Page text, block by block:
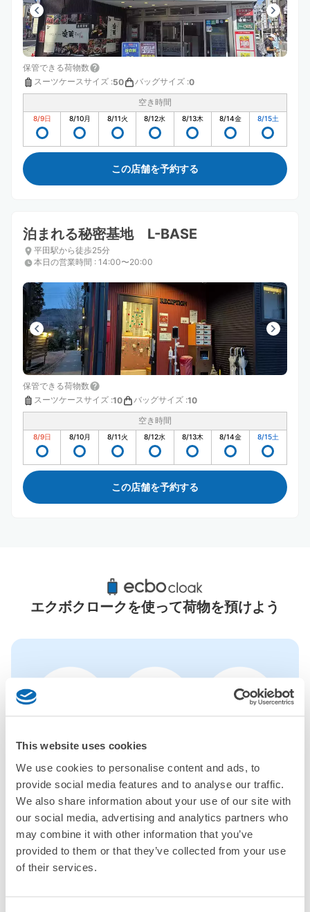
This website uses cookies
We use cookies to personalise content and ads, to
provide social media features and to analyse our traffic.
We also share information about your use of our site with
our social media, advertising and analytics partners who
may combine it with other information that you’ve
provided to them or that they’ve collected from your use
of their services.
保管できる荷物数
スーツケースサイズ :50 バッグサイズ :0
空き時間
8/9日 8/10月 8/11火 8/12水 8/13木 8/14金 8/15土
この店舗を予約する
泊まれる秘密基地 L-BASE
平田駅から徒歩25分
本日の営業時間 : 14:00〜20:00
保管できる荷物数
スーツケースサイズ :10 バッグサイズ :10
空き時間
8/9日 8/10月 8/11火 8/12水 8/13木 8/14金 8/15土
この店舗を予約する
松本城周辺のおすすめコインロッカー
1件
エクボクロークを使って荷物を預けよう
全国1000箇所
コインロッカー
使い方を見る
4つの特徴を見る
料金プランを見る